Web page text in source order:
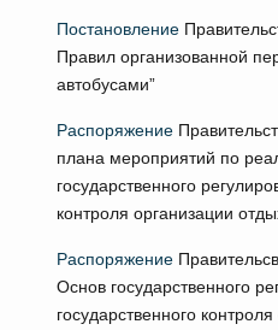
Постановление
Правил организованной
автобусами”
Распоряжение
плана мероприятий по
государственного
контроля организации
Распоряжение
Основ государственного
государственного